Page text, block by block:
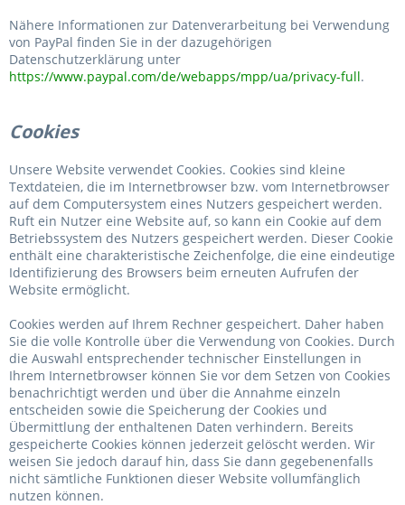
Nähere Informationen zur Datenverarbeitung bei Verwendung
von PayPal finden Sie in der dazugehörigen
Datenschutzerklärung unter
https://www.paypal.com/de/webapps/mpp/ua/privacy-full.
Cookies
Unsere Website verwendet Cookies. Cookies sind kleine
Textdateien, die im Internetbrowser bzw. vom Internetbrowser
auf dem Computersystem eines Nutzers gespeichert werden.
Ruft ein Nutzer eine Website auf, so kann ein Cookie auf dem
Betriebssystem des Nutzers gespeichert werden. Dieser Cookie
enthält eine charakteristische Zeichenfolge, die eine eindeutige
Identifizierung des Browsers beim erneuten Aufrufen der
Website ermöglicht.
Cookies werden auf Ihrem Rechner gespeichert. Daher haben
Sie die volle Kontrolle über die Verwendung von Cookies. Durch
die Auswahl entsprechender technischer Einstellungen in
Ihrem Internetbrowser können Sie vor dem Setzen von Cookies
benachrichtigt werden und über die Annahme einzeln
entscheiden sowie die Speicherung der Cookies und
Übermittlung der enthaltenen Daten verhindern. Bereits
gespeicherte Cookies können jederzeit gelöscht werden. Wir
weisen Sie jedoch darauf hin, dass Sie dann gegebenenfalls
nicht sämtliche Funktionen dieser Website vollumfänglich
nutzen können.